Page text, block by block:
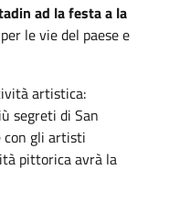
ad la festa a la
le vie del paese e
artistica:
segreti di San
con gli artisti
pittorica avrà la